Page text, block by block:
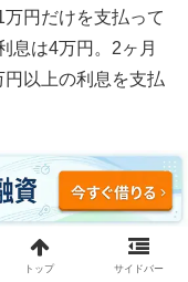
円だけを支払って
息は4万円。2ヶ月
以上の利息を支払
約12万円。元本5
借金は減っていま
トップ サイドバー